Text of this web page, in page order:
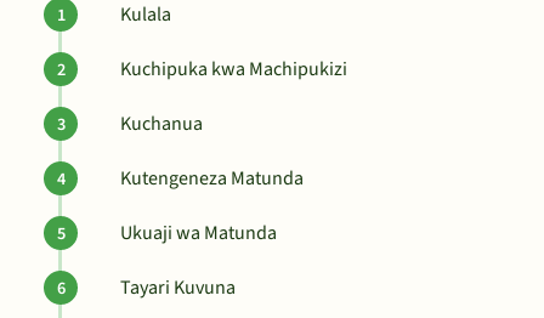
Kulala
Kuchipuka kwa Machipukizi
Kuchanua
Kutengeneza Matunda
Ukuaji wa Matunda
Tayari Kuvuna